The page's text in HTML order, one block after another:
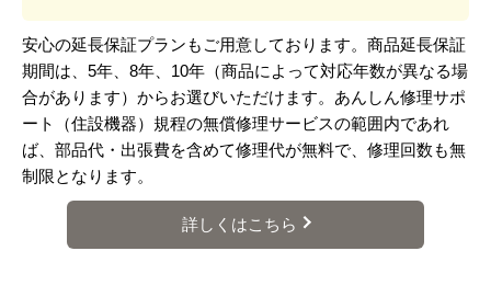
安心の延長保証プランもご用意しております。商品延長保証
期間は、5年、8年、10年（商品によって対応年数が異なる場
合があります）からお選びいただけます。あんしん修理サポ
ート（住設機器）規程の無償修理サービスの範囲内であれ
ば、部品代・出張費を含めて修理代が無料で、修理回数も無
制限となります。
詳しくはこちら